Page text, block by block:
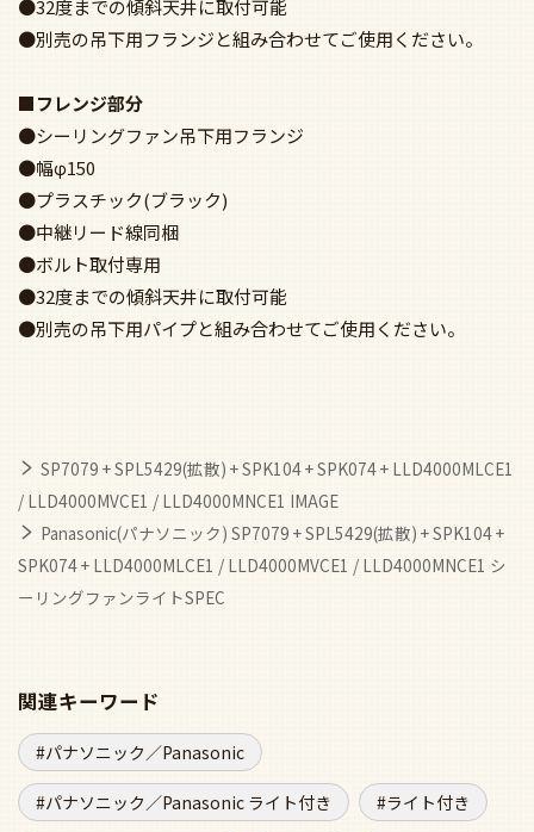
●32度までの傾斜天井に取付可能
●別売の吊下用フランジと組み合わせてご使用ください。
■フレンジ部分
●シーリングファン吊下用フランジ
●幅φ150
●プラスチック(ブラック)
●中継リード線同梱
●ボルト取付専用
●32度までの傾斜天井に取付可能
●別売の吊下用パイプと組み合わせてご使用ください。
SP7079 + SPL5429(拡散) + SPK104 + SPK074 + LLD4000MLCE1
/ LLD4000MVCE1 / LLD4000MNCE1 IMAGE
Panasonic(パナソニック) SP7079 + SPL5429(拡散) + SPK104 +
SPK074 + LLD4000MLCE1 / LLD4000MVCE1 / LLD4000MNCE1 シ
ーリングファンライトSPEC
関連キーワード
パナソニック／Panasonic
パナソニック／Panasonic ライト付き ライト付き